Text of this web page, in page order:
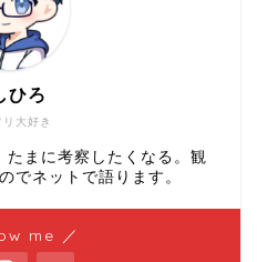
リ大好き
ひろ
まに考察したくなる。観
でネットで語ります。
me ／